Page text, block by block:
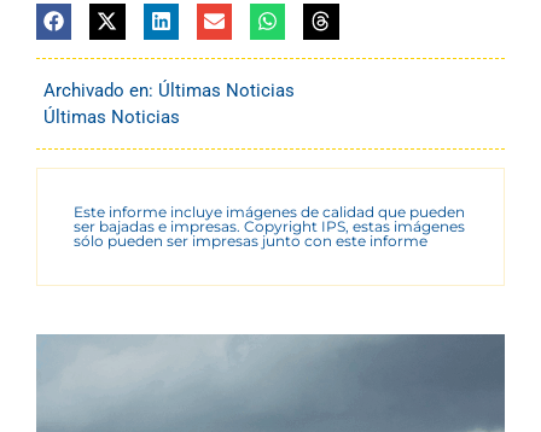
Archivado en: Últimas Noticias
Últimas Noticias
Este informe incluye imágenes de calidad que pueden
ser bajadas e impresas. Copyright IPS, estas imágenes
sólo pueden ser impresas junto con este informe